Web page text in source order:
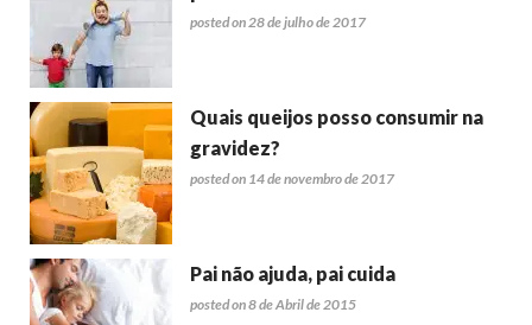
posted on 28 de julho de 2017
Quais queijos posso consumir na
gravidez?
posted on 14 de novembro de 2017
Pai não ajuda, pai cuida
posted on 8 de Abril de 2015